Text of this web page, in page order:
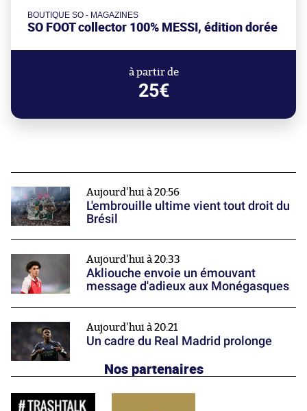
BOUTIQUE SO - MAGAZINES
SO FOOT collector 100% MESSI, édition dorée
à partir de
25€
Aujourd'hui à 20:56
L'embrouille ultime vient tout droit du
Brésil
Aujourd'hui à 20:33
Akliouche envoie un émouvant
message d'adieux aux Monégasques
Aujourd'hui à 20:21
Un cadre du Real Madrid prolonge
Nos partenaires